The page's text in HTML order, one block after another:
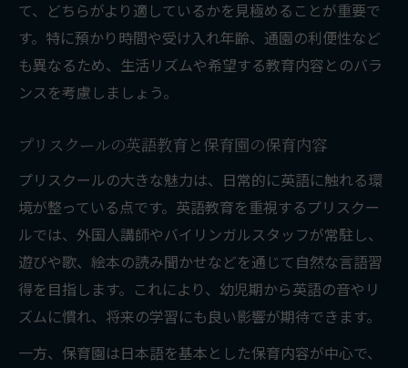
て、どちらがより適しているかを見極めることが重要で
す。特に預かり時間や受け入れ年齢、通園の利便性など
も異なるため、生活リズムや希望する教育内容とのバラ
ンスを考慮しましょう。
プリスクールの英語教育と保育園の保育内容
プリスクールの大きな魅力は、日常的に英語に触れる環
境が整っている点です。英語教育を重視するプリスクー
ルでは、外国人講師やバイリンガルスタッフが常駐し、
遊びや歌、絵本の読み聞かせなどを通じて自然な言語習
得を目指します。これにより、幼児期から英語の音やリ
ズムに慣れ、将来の学習にも良い影響が期待できます。
一方、保育園は日本語を基本とした保育内容が中心で、